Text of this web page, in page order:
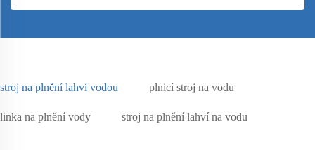
stroj na plnění lahví vodou plnicí stroj na vodu
linka na plnění vody stroj na plnění lahví na vodu